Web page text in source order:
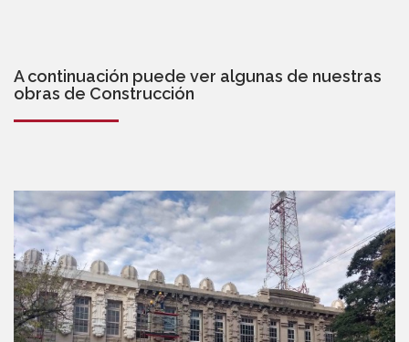
A continuación puede ver algunas de nuestras
obras de Construcción